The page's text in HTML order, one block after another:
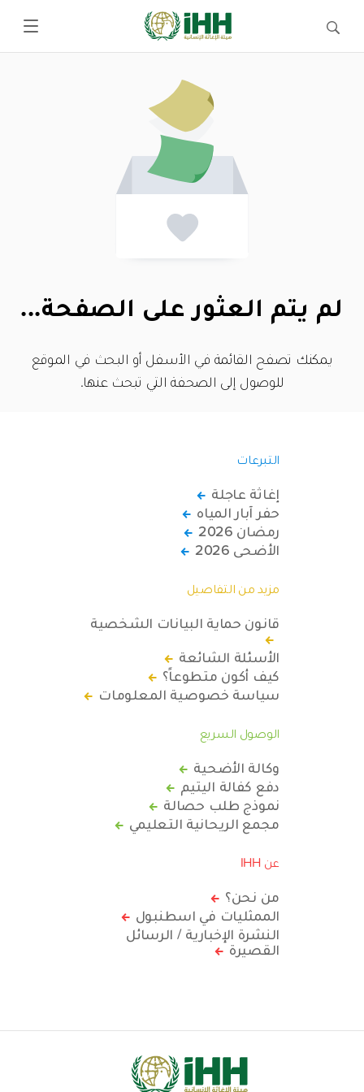
لم يتم العثور على الصفحة...
يمكنك تصفح القائمة في الأسفل أو البحث في الموقع
للوصول إلى الصحفة التي تبحث عنها.
التبرعات
إغاثة عاجلة
حفر آبار المياه
رمضان 2026
الأضحى 2026
مزيد من التفاصيل
قانون حماية البيانات الشخصية
الأسئلة الشائعة
كيف أكون متطوعاً؟
سياسة خصوصية المعلومات
الوصول السريع
وكالة الأضحية
دفع كفالة اليتيم
نموذج طلب حصالة
مجمع الريحانية التعليمي
عن IHH
من نحن؟
الممثليات في اسطنبول
النشرة الإخبارية / الرسائل
القصيرة